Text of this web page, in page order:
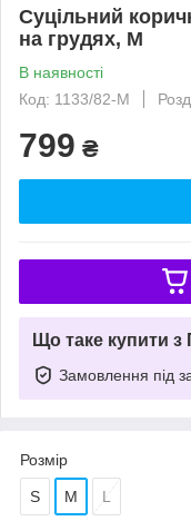
Суцільний
на грудях, М
В наявності
Код: 1133/82-M
799 ₴
Що таке купити
Замовлення під
Розмір
S M L